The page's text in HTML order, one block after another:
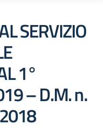
SERVIZIO
1°
– D.M. n.